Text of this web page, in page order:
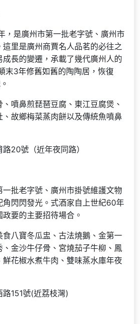
，是廣州市第一批老字號、廣州市
里是廣州商賈名人品茗的必往之
長的變遷，承載了幾代廣州人的
末3年修舊如舊的陶陶居，恢復
噴鼻煎琵琶豆腐、東江豆腐煲、
故鄉梅菜蒸肉餅以及傳統魚噴鼻
20號（近年夜同路）
批老字號、廣州市掛號維護文物
角閃閃發光。式酒家自上世紀60年
要的主要招待場合。
八寶冬瓜盅、古法燒鵝、金第一
金沙牛仔骨、宮燒茄子牛柳、鳳
花椒水煮牛肉、雙味蒸水庫年夜
151號(近荔枝灣)